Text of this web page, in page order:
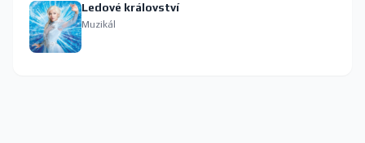
Ledové království
Muzikál